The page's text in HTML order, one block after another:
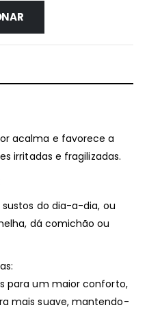
acalma e favorece a
irritadas e fragilizadas.
do dia-a-dia, ou
dá comichão ou
para um maior conforto,
mais suave, mantendo-